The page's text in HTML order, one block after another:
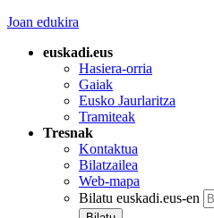
Joan edukira
euskadi.eus
Hasiera-orria
Gaiak
Eusko Jaurlaritza
Tramiteak
Tresnak
Kontaktua
Bilatzailea
Web-mapa
Bilatu euskadi.eus-en